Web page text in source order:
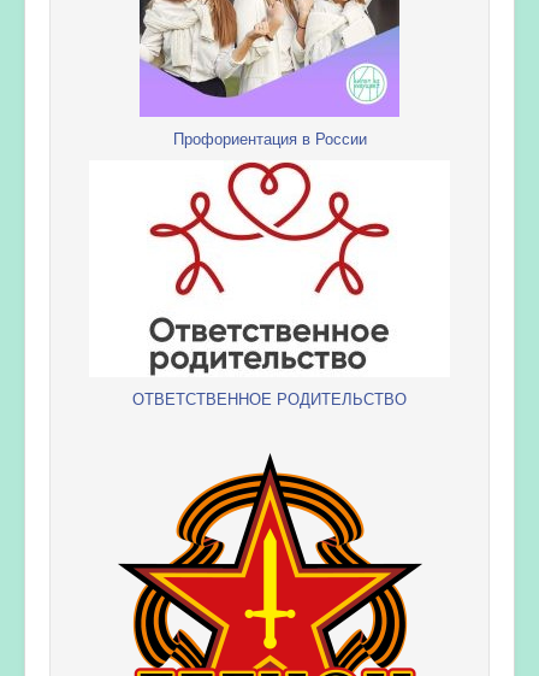
Профориентация в России
ОТВЕТСТВЕННОЕ РОДИТЕЛЬСТВО